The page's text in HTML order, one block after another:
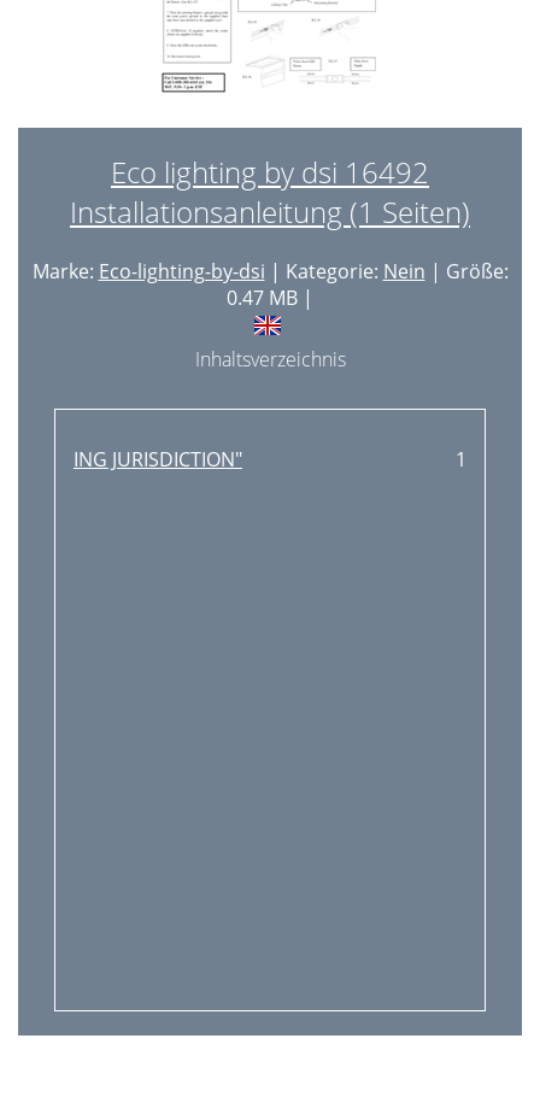
Eco lighting by dsi 16492
Installationsanleitung (1 Seiten)
Marke: Eco-lighting-by-dsi | Kategorie: Nein | Größe:
0.47 MB |
Inhaltsverzeichnis
ING JURISDICTION" 1